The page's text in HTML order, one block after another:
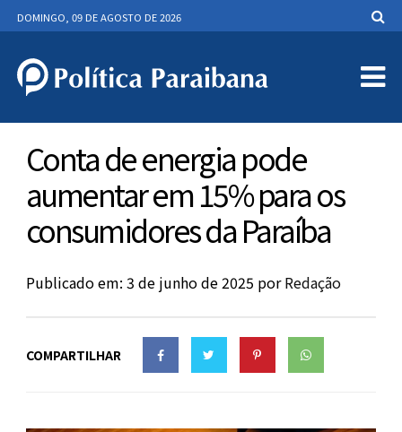
DOMINGO, 09 DE AGOSTO DE 2026
Conta de energia pode
aumentar em 15% para os
consumidores da Paraíba
Publicado em: 3 de junho de 2025 porRedação
COMPARTILHAR